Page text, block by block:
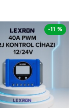
-11 %